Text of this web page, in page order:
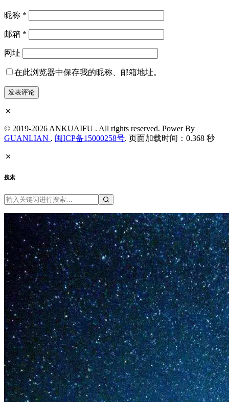
昵称 *
邮箱 *
网址
在此浏览器中保存我的昵称、邮箱地址。
© 2019-2026 ANKUAIFU . All rights reserved. Power By
GUANLIAN . 闽ICP备15000258号. 页面加载时间：0.368 秒
搜索